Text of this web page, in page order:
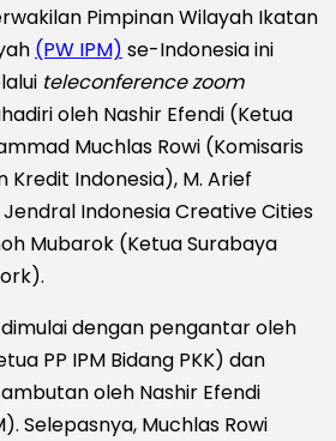
Pimpinan Wilayah Ikatan
(PW IPM) se-Indonesia ini
teleconference zoom
oleh Nashir Efendi (Ketua
Muchlas Rowi (Komisaris
Kredit Indonesia), M. Arief
Indonesia Creative Cities
Mubarok (Ketua Surabaya
dengan pengantar oleh
PP IPM Bidang PKK) dan
oleh Nashir Efendi
Selepasnya, Muchlas Rowi